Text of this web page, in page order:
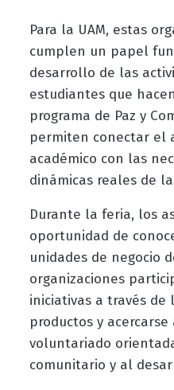
Para la UAM, estas
cumplen un papel
desarrollo de las
estudiantes que
programa de Paz y
permiten conectar el
académico con las
dinámicas reales de
Durante la feria, los
oportunidad de
unidades de negocio
organizaciones
iniciativas a través de
productos y
voluntariado
comunitario y al